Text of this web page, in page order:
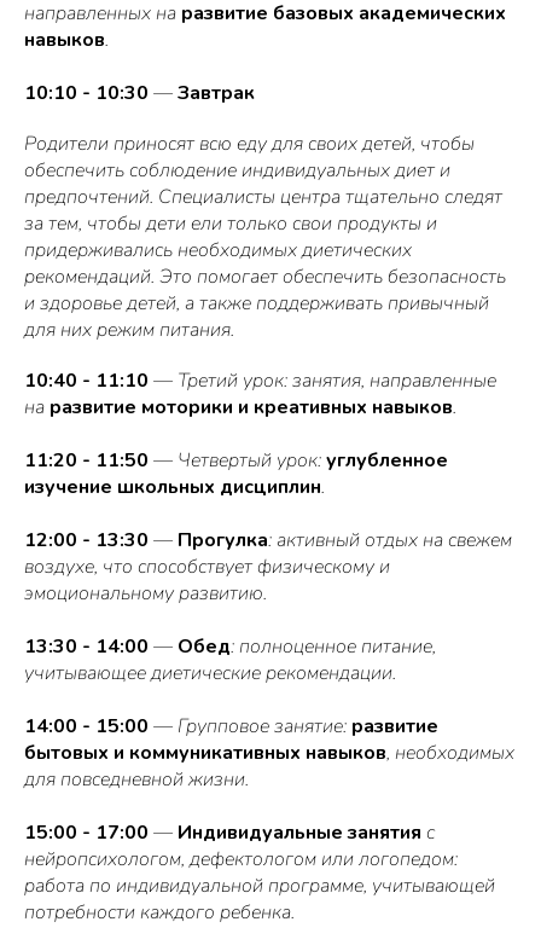
направленных на развитие базовых академических
навыков.
10:10 - 10:30 —Завтрак
Родители приносят всю еду для своих детей, чтобы
обеспечить соблюдение индивидуальных диет и
предпочтений. Специалисты центра тщательно следят
за тем, чтобы дети ели только свои продукты и
придерживались необходимых диетических
рекомендаций. Это помогает обеспечить безопасность
и здоровье детей, а также поддерживать привычный
для них режим питания.
10:40 - 11:10 — Третий урок: занятия, направленные
на развитие моторики и креативных навыков.
11:20 - 11:50 — Четвертый урок:углубленное
изучение школьных дисциплин.
12:00 - 13:30 — Прогулка: активный отдых на свежем
воздухе, что способствует физическому и
эмоциональному развитию.
13:30 - 14:00 — Обед: полноценное питание,
учитывающее диетические рекомендации.
14:00 - 15:00 — Групповое занятие: развитие
бытовых и коммуникативных навыков, необходимых
для повседневной жизни.
15:00 - 17:00 — Индивидуальные занятия с
нейропсихологом, дефектологом или логопедом:
работа по индивидуальной программе, учитывающей
потребности каждого ребенка.